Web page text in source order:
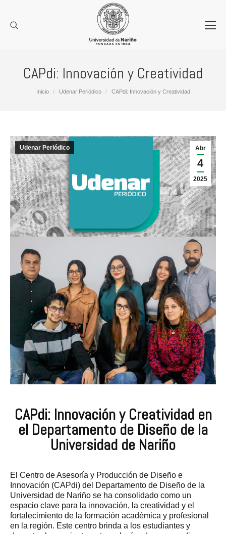
CAPdi: Innovación y Creatividad
Estás aquí:
Inicio Udenar Periódico CAPdi: Innovación y Creatividad
Abr
4
2025
Udenar Periódico
CAPdi: Innovación y Creatividad en
el Departamento de Diseño de la
Universidad de Nariño
El Centro de Asesoría y Producción de Diseño e
Innovación (CAPdi) del Departamento de Diseño de la
Universidad de Nariño se ha consolidado como un
espacio clave para la innovación, la creatividad y el
fortalecimiento de la formación académica y profesional
en la región. Este centro brinda a los estudiantes y